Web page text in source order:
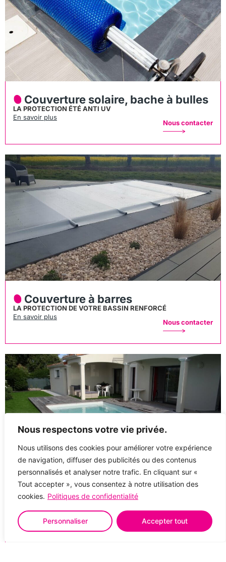
Nous respectons votre vie privée.
Nous utilisons des cookies pour améliorer votre expérience
de navigation, diffuser des publicités ou des contenus
personnalisés et analyser notre trafic. En cliquant sur «
Tout accepter », vous consentez à notre utilisation des
cookies. Politiques de confidentialité
Personnaliser Accepter tout
Couverture solaire, bache à bulles
LA PROTECTION ÉTÉ ANTI UV
En savoir plus
Nous contacter
Couverture à barres
LA PROTECTION DE VOTRE BASSIN RENFORCÉ
En savoir plus
Nous contacter
Volet de piscine immergé
En savoir plus
Nous contacter